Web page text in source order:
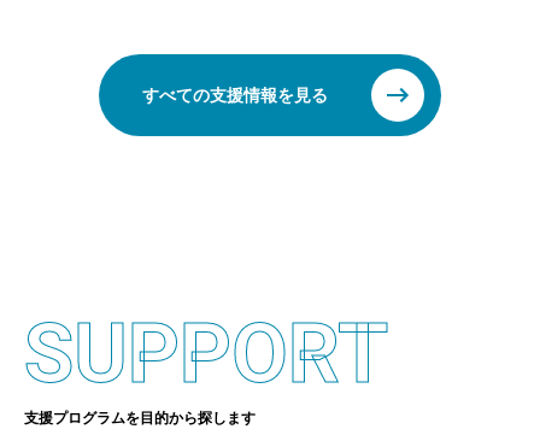
すべての支援情報を見る
SUPPORT
支援プログラムを目的から探します